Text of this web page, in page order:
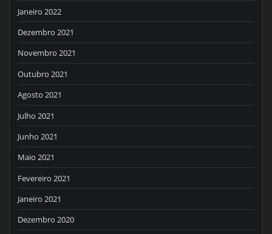
Janeiro 2022
Dezembro 2021
Novembro 2021
Outubro 2021
Agosto 2021
Julho 2021
Junho 2021
Maio 2021
Fevereiro 2021
Janeiro 2021
Dezembro 2020